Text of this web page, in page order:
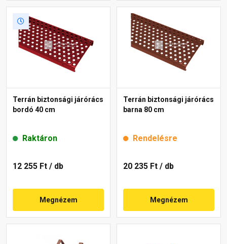
Terrán biztonsági járórács
bordó 40 cm
Raktáron
12 255 Ft / db
Megnézem
Terrán biztonsági járórács
barna 80 cm
Rendelésre
20 235 Ft / db
Megnézem